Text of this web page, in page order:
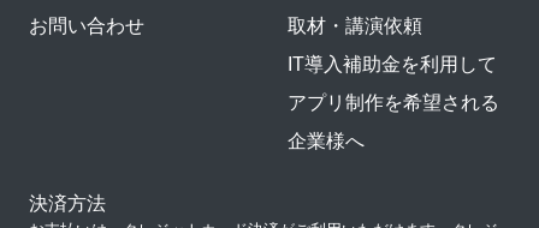
お問い合わせ
取材・講演依頼
IT導入補助金を利用して
アプリ制作を希望される
企業様へ
決済方法